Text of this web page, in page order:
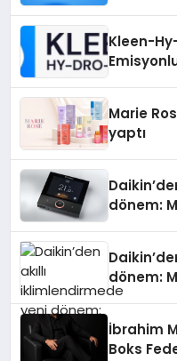
Kleen-
Marie
yaptı
dönem:
dönem:
İbrahim
Boks